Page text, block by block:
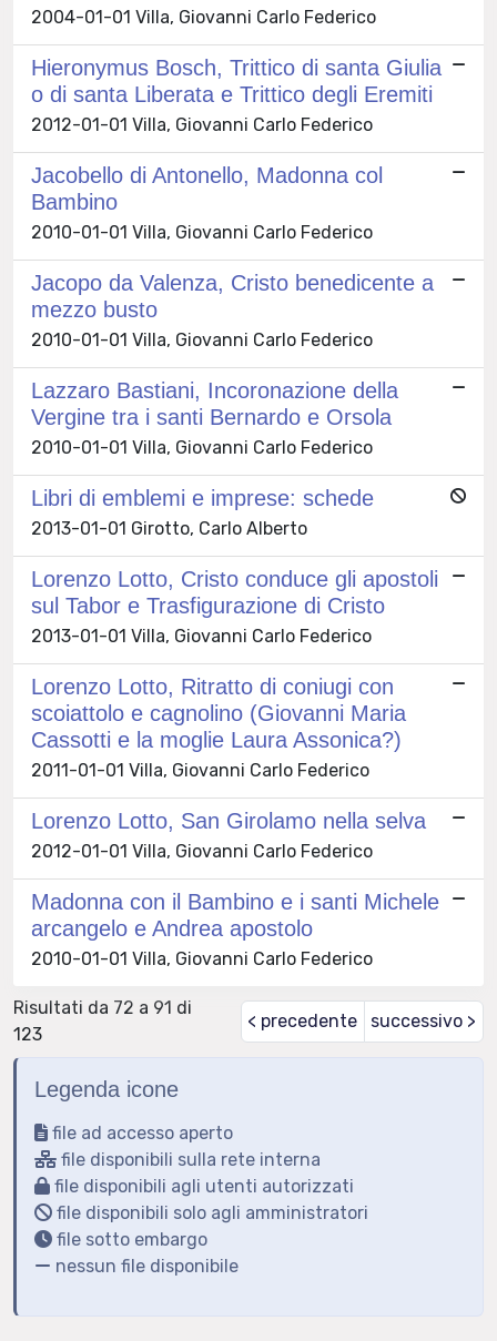
2004-01-01 Villa, Giovanni Carlo Federico
Hieronymus Bosch, Trittico di santa Giulia
o di santa Liberata e Trittico degli Eremiti
2012-01-01 Villa, Giovanni Carlo Federico
Jacobello di Antonello, Madonna col
Bambino
2010-01-01 Villa, Giovanni Carlo Federico
Jacopo da Valenza, Cristo benedicente a
mezzo busto
2010-01-01 Villa, Giovanni Carlo Federico
Lazzaro Bastiani, Incoronazione della
Vergine tra i santi Bernardo e Orsola
2010-01-01 Villa, Giovanni Carlo Federico
Libri di emblemi e imprese: schede
2013-01-01 Girotto, Carlo Alberto
Lorenzo Lotto, Cristo conduce gli apostoli
sul Tabor e Trasfigurazione di Cristo
2013-01-01 Villa, Giovanni Carlo Federico
Lorenzo Lotto, Ritratto di coniugi con
scoiattolo e cagnolino (Giovanni Maria
Cassotti e la moglie Laura Assonica?)
2011-01-01 Villa, Giovanni Carlo Federico
Lorenzo Lotto, San Girolamo nella selva
2012-01-01 Villa, Giovanni Carlo Federico
Madonna con il Bambino e i santi Michele
arcangelo e Andrea apostolo
2010-01-01 Villa, Giovanni Carlo Federico
Risultati da 72 a 91 di
123
< precedente successivo >
Legenda icone
file ad accesso aperto
file disponibili sulla rete interna
file disponibili agli utenti autorizzati
file disponibili solo agli amministratori
file sotto embargo
nessun file disponibile